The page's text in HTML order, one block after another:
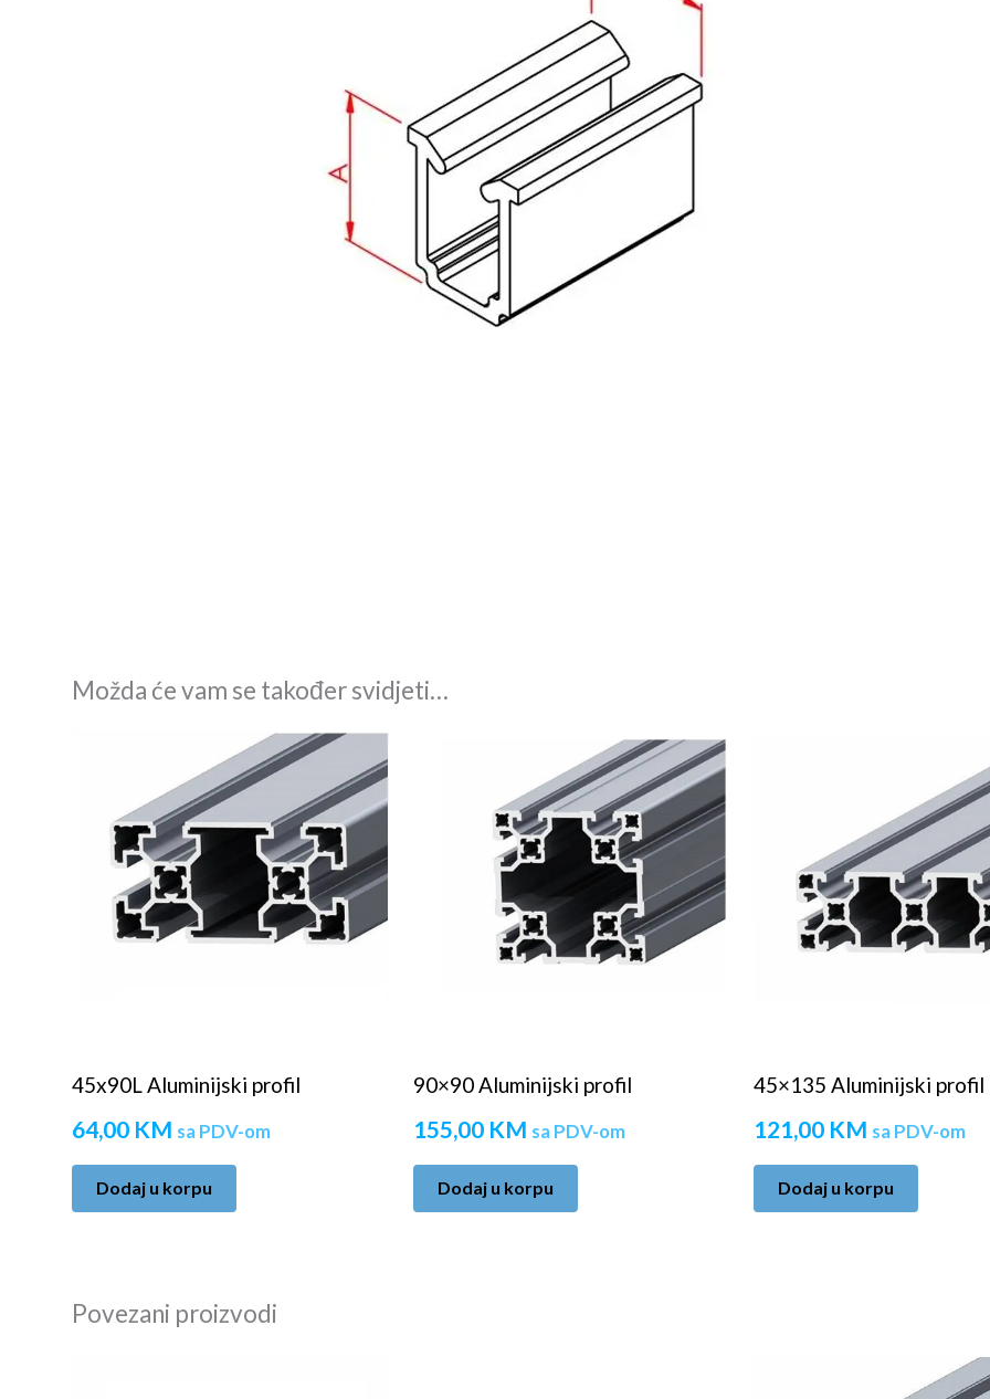
Možda će vam se također svidjeti…
45x90L Aluminijski profil
64,00 KM sa PDV-om
Dodaj u korpu
90×90 Aluminijski profil
155,00 KM sa PDV-om
Dodaj u korpu
45×135 Aluminijski profil
121,00 KM sa PDV-om
Dodaj u korpu
Povezani proizvodi